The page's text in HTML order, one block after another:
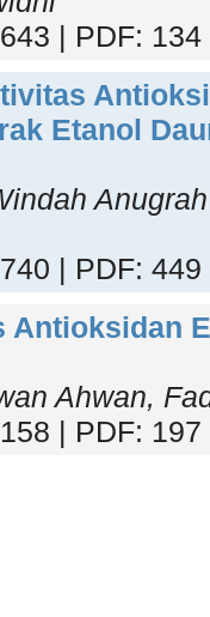
| PDF: 134
Etanol
| PDF: 449
Ahwan,
| PDF: 197